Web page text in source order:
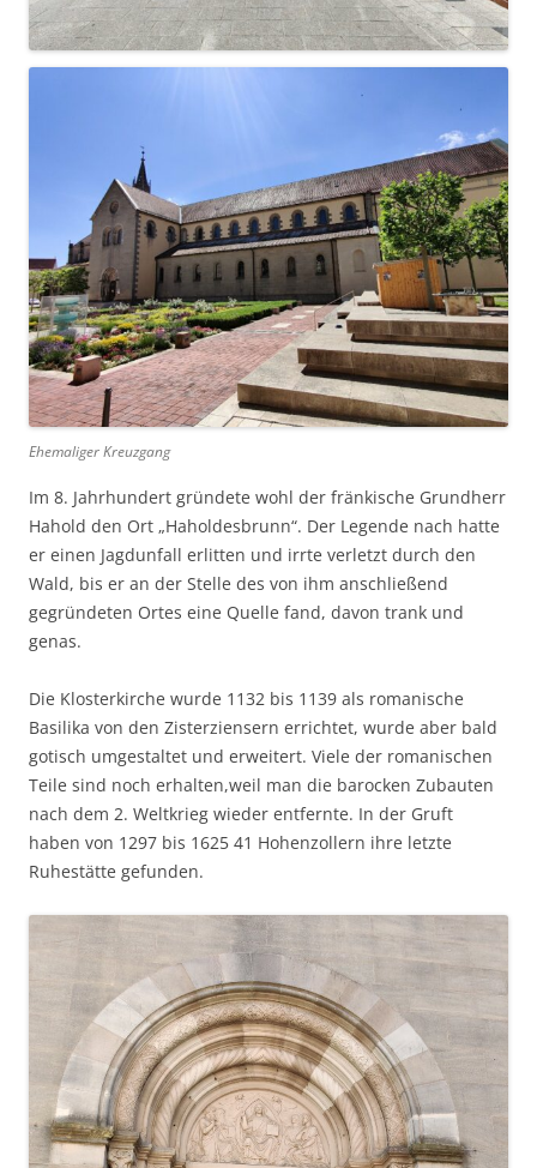
Ehemaliger Kreuzgang
Im 8. Jahrhundert gründete wohl der fränkische Grundherr
Hahold den Ort „Haholdesbrunn“. Der Legende nach hatte
er einen Jagdunfall erlitten und irrte verletzt durch den
Wald, bis er an der Stelle des von ihm anschließend
gegründeten Ortes eine Quelle fand, davon trank und
genas.
Die Klosterkirche wurde 1132 bis 1139 als romanische
Basilika von den Zisterziensern errichtet, wurde aber bald
gotisch umgestaltet und erweitert. Viele der romanischen
Teile sind noch erhalten,weil man die barocken Zubauten
nach dem 2. Weltkrieg wieder entfernte. In der Gruft
haben von 1297 bis 1625 41 Hohenzollern ihre letzte
Ruhestätte gefunden.